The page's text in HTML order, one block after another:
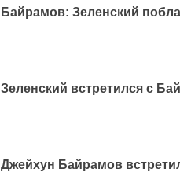
Байрамов: Зеленский
Зеленский встретился с
Джейхун Байрамов